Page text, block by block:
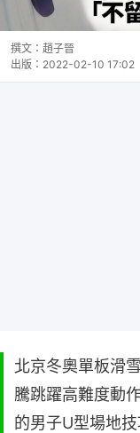
撰文： 趙子晉
出版： 2022-02-10 17:02
北京冬奧單板滑
騰跳躍高難度動
的男子U型場地